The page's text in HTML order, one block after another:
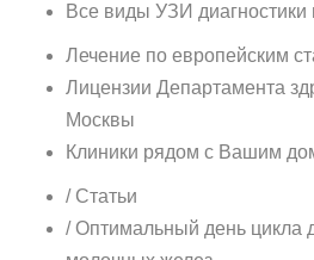
Все виды УЗИ диагностики
Лечение по европейским
Лицензии Департамента
Москвы
Клиники рядом с Вашим
/ Статьи
/ Оптимальный день цикла